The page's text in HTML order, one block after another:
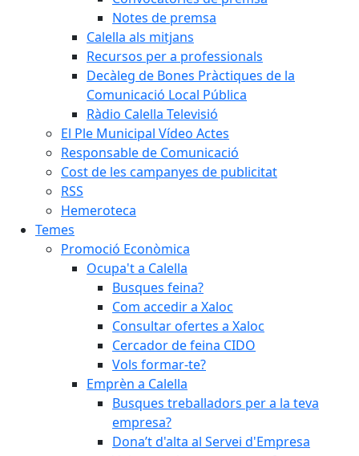
Notes de premsa
Calella als mitjans
Recursos per a professionals
Decàleg de Bones Pràctiques de la
Comunicació Local Pública
Ràdio Calella Televisió
El Ple Municipal Vídeo Actes
Responsable de Comunicació
Cost de les campanyes de publicitat
RSS
Hemeroteca
Temes
Promoció Econòmica
Ocupa't a Calella
Busques feina?
Com accedir a Xaloc
Consultar ofertes a Xaloc
Cercador de feina CIDO
Vols formar-te?
Emprèn a Calella
Busques treballadors per a la teva
empresa?
Dona’t d'alta al Servei d'Empresa